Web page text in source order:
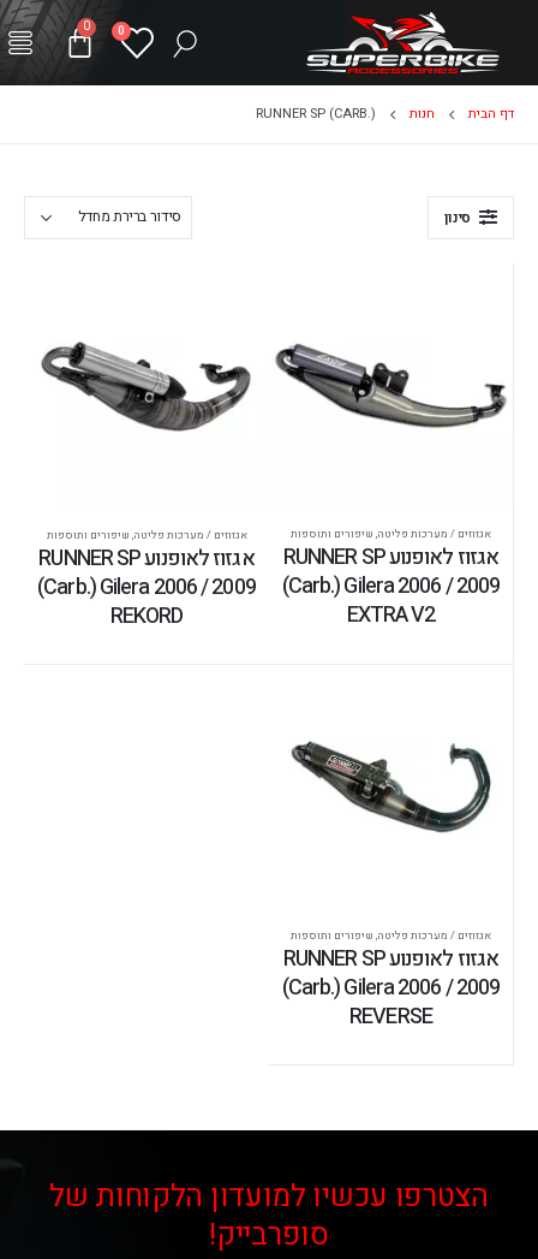
0
0
דף הבית חנות RUNNER SP (CARB.)
סינון
אגזוזים / מערכות פליטה, שיפורים ותוספות
אגזוז לאופנוע RUNNER SP
(Carb.) Gilera 2006 / 2009
EXTRA V2
אגזוזים / מערכות פליטה, שיפורים ותוספות
אגזוז לאופנוע RUNNER SP
(Carb.) Gilera 2006 / 2009
REKORD
אגזוזים / מערכות פליטה, שיפורים ותוספות
אגזוז לאופנוע RUNNER SP
(Carb.) Gilera 2006 / 2009
REVERSE
הצטרפו עכשיו למועדון הלקוחות של
סופרבייק!